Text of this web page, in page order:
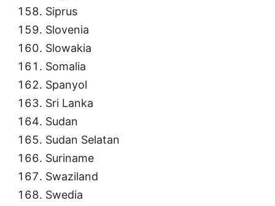
Siprus
Slovenia
Slowakia
Somalia
Spanyol
Sri Lanka
Sudan
Sudan Selatan
Suriname
Swaziland
Swedia